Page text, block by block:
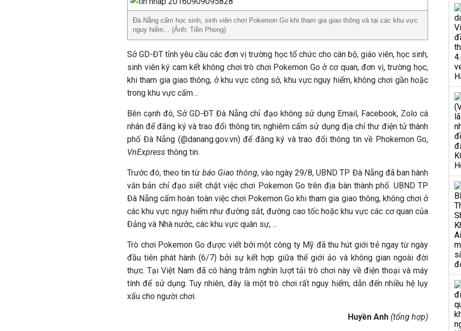
Đà Nẵng cấm học sinh, sinh viên chơi Pokemon Go khi tham gia giao thông và tại các khu vực
nguy hiểm... (Ảnh: Tiền Phong)
Sở GD-ĐT tỉnh yêu cầu các đơn vị trường học tổ chức cho cán bộ, giáo viên, học sinh,
sinh viên ký cam kết không chơi trò chơi Pokemon Go ở cơ quan, đơn vị, trường học,
khi tham gia giao thông, ở khu vực công sở, khu vực nguy hiểm, không chơi gần hoặc
trong khu vực cấm…
Bên cạnh đó, Sở GD-ĐT Đà Nẵng chỉ đạo không sử dụng Email, Facebook, Zolo cá
nhân để đăng ký và trao đổi thông tin; nghiêm cấm sử dụng địa chỉ thư điện tử thành
phố Đà Nẵng (@danang.gov.vn) để đăng ký và trao đổi thông tin về Phokemon Go,
VnExpress thông tin.
Trước đó, theo tin từ báo Giao thông, vào ngày 29/8, UBND TP Đà Nẵng đã ban hành
văn bản chỉ đạo siết chặt việc chơi Pokemon Go trên địa bàn thành phố. UBND TP
Đà Nẵng cấm hoàn toàn việc chơi Pokemon Go khi tham gia giao thông, không chơi ở
các khu vực nguy hiểm như đường sắt, đường cao tốc hoặc khu vực các cơ quan của
Đảng và Nhà nước, các khu vực quân sự, ...
Trò chơi Pokemon Go được viết bởi một công ty Mỹ đã thu hút giới trẻ ngay từ ngày
đầu tiên phát hành (6/7) bởi sự kết hợp giữa thế giới ảo và không gian ngoài đời
thực. Tại Việt Nam đã có hàng trăm nghìn lượt tải trò chơi này về điện thoại và máy
tính để sử dụng. Tuy nhiên, đây là một trò chơi rất nguy hiểm, dẫn đến nhiều hệ lụy
xấu cho người chơi.
Huyền Anh (tổng hợp)